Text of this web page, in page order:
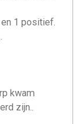
1 positief.
kwam
zijn..